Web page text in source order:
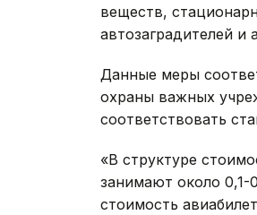
веществ,
автозаградителей
Данные меры
охраны важных
соответствовать
«В структуре
занимают около 0,1-
стоимость